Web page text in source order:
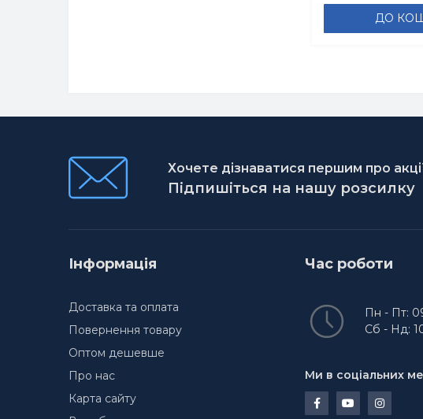
ДО
Хочете дізнаватися першим про
Підпишіться на нашу розсилку
Інформація
Доставка та оплата
Повернення товару
Оптом дешевше
Про нас
Карта сайту
Час роботи
Пн - Пт:
Сб - Нд:
Ми в соціальних